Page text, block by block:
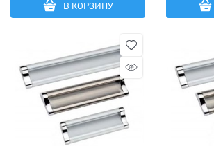
В КОРЗИНУ